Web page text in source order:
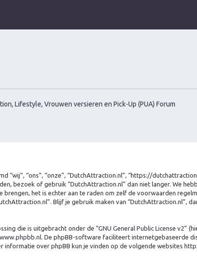
Lifestyle, Vrouwen versieren en Pick-Up (PUA) Forum
“wij”, “ons”, “onze”, “DutchAttraction.nl”, “https://
bezoek of gebruik “DutchAttraction.nl” dan niet langer. We
het is echter aan te raden om zelf de voorwaarden
Blijf je gebruik maken van “DutchAttraction.nl”,
die is uitgebracht onder de “GNU General Public License v2”
www.phpbb.nl . De phpBB-software faciliteert internetgebaseerde
over phpBB kun je vinden op de volgende websites